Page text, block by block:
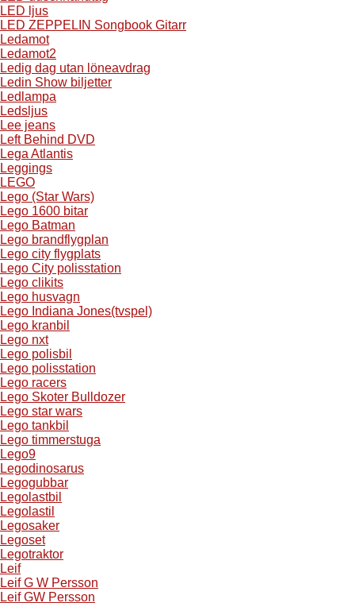
LED ljus
LED ZEPPELIN Songbook Gitarr
Ledamot
Ledamot2
Ledig dag utan löneavdrag
Ledin Show biljetter
Ledlampa
Ledsljus
Lee jeans
Left Behind DVD
Lega Atlantis
Leggings
LEGO
Lego (Star Wars)
Lego 1600 bitar
Lego Batman
Lego brandflygplan
Lego city flygplats
Lego City polisstation
Lego clikits
Lego husvagn
Lego Indiana Jones(tvspel)
Lego kranbil
Lego nxt
Lego polisbil
Lego polisstation
Lego racers
Lego Skoter Bulldozer
Lego star wars
Lego tankbil
Lego timmerstuga
Lego9
Legodinosarus
Legogubbar
Legolastbil
Legolastil
Legosaker
Legoset
Legotraktor
Leif
Leif G W Persson
Leif GW Persson